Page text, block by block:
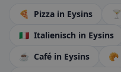
🍕 Pizza in Eysins 🍸
🇮🇹 Italienisch in Eysins
☕ Café in Eysins 🥐